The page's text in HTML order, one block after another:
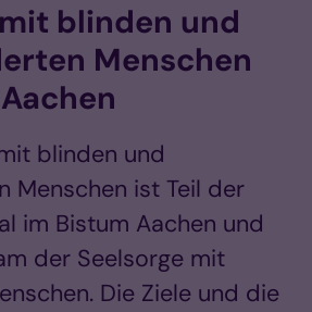
blinden und
Menschen
blinden und
Menschen ist Teil der
im Bistum Aachen und
der Seelsorge mit
Die Ziele und die